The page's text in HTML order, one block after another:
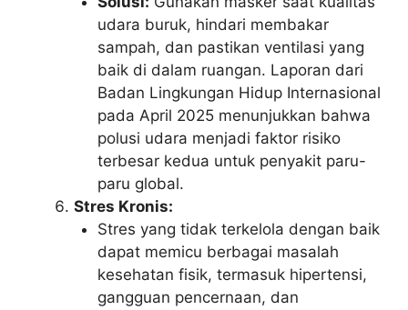
udara buruk, hindari membakar
sampah, dan pastikan ventilasi yang
baik di dalam ruangan. Laporan dari
Badan Lingkungan Hidup Internasional
pada April 2025 menunjukkan bahwa
polusi udara menjadi faktor risiko
terbesar kedua untuk penyakit paru-
paru global.
Stres Kronis:
Stres yang tidak terkelola dengan baik
dapat memicu berbagai masalah
kesehatan fisik, termasuk hipertensi,
gangguan pencernaan, dan